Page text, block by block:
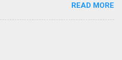
ประจำปี โดย 16% ของกิจการที่ถูก
ปิดเผยตัวเลขการดำเนินงานตามตัว
และสิ่งแวดล้อมต่อสาธารณะ และมี
ระเด็นสาระสำคัญของผลกระทบอัน
ะทำขององค์กรที่มีต่อเศรษฐกิจ
แวดล้อม สำหรับนำไปใช้ดำเนินการ
READ MORE